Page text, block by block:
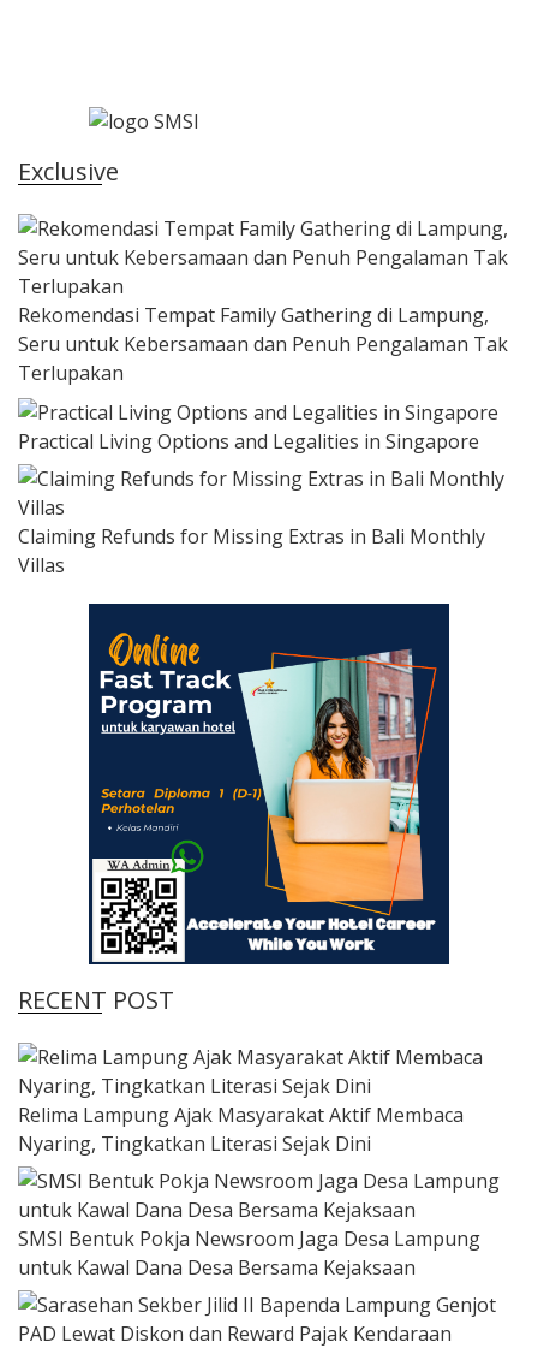
Exclusive
Rekomendasi Tempat Family Gathering di Lampung,
Seru untuk Kebersamaan dan Penuh Pengalaman Tak
Terlupakan
Practical Living Options and Legalities in Singapore
Claiming Refunds for Missing Extras in Bali Monthly
Villas
RECENT POST
Relima Lampung Ajak Masyarakat Aktif Membaca
Nyaring, Tingkatkan Literasi Sejak Dini
SMSI Bentuk Pokja Newsroom Jaga Desa Lampung
untuk Kawal Dana Desa Bersama Kejaksaan